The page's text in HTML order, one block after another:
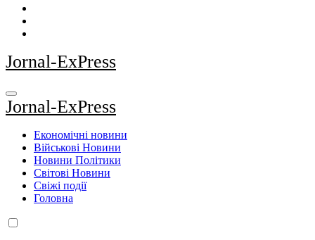
Jornal-ExPress
Jornal-ExPress
Економічні новини
Військові Новини
Новини Політики
Світові Новини
Свіжі події
Головна